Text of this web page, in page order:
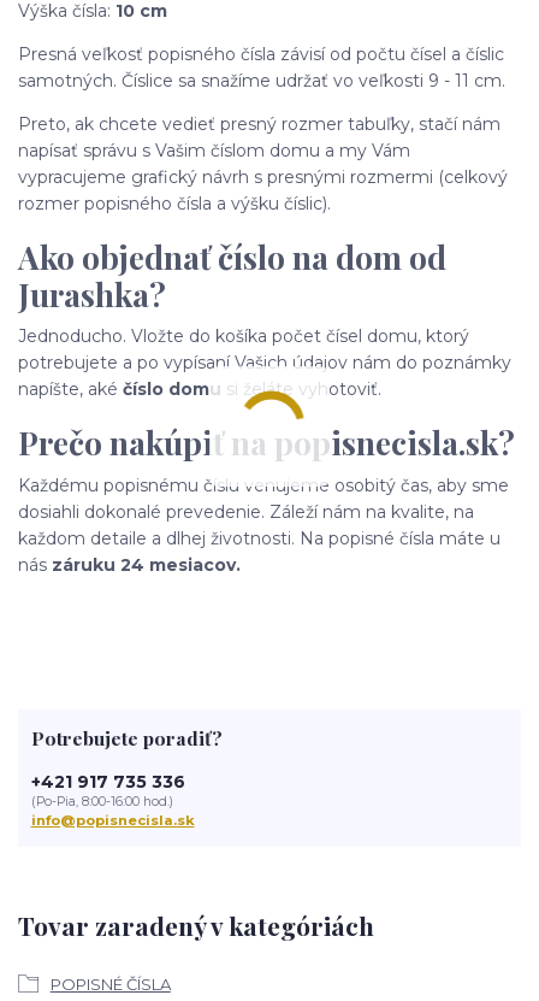
Výška čísla: 10 cm
Presná veľkosť popisného čísla závisí od počtu čísel a číslic
samotných. Číslice sa snažíme udržať vo veľkosti 9 - 11 cm.
Preto, ak chcete vedieť presný rozmer tabuľky, stačí nám
napísať správu s Vašim číslom domu a my Vám
vypracujeme grafický návrh s presnými rozmermi (celkový
rozmer popisného čísla a výšku číslic).
Ako objednať číslo na dom od
Jurashka?
Jednoducho. Vložte do košíka počet čísel domu, ktorý
potrebujete a po vypísaní Vašich údajov nám do poznámky
napíšte, aké číslo domu si želáte vyhotoviť.
Prečo nakúpiť na popisnecisla.sk?
Každému popisnému číslu venujeme osobitý čas, aby sme
dosiahli dokonalé prevedenie. Záleží nám na kvalite, na
každom detaile a dlhej životnosti. Na popisné čísla máte u
nás záruku 24 mesiacov.
Tovar zaradený v kategóriách
POPISNÉ ČÍSLA
Potrebujete poradiť?
+421 917 735 336
(Po-Pia, 8:00-16:00 hod.)
info@popisnecisla.sk